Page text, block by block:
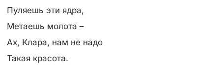
Пуляешь эти ядра,
Метаешь молота –
Ах, Клара, нам не надо
Такая красота.